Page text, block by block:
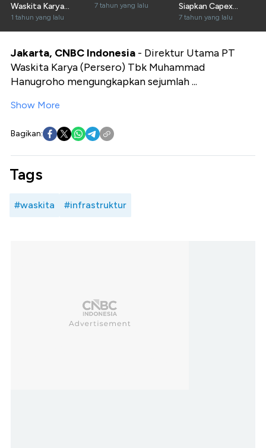
Waskita Karya
Melalui
Restrukturisasi
1 tahun yang lalu
7 tahun yang lalu
Siapkan Capex
USD50 Juta
7 tahun yang lalu
Jakarta, CNBC Indonesia - Direktur Utama PT
Waskita Karya (Persero) Tbk Muhammad
Hanugroho mengungkapkan sejumlah ...
Show More
Bagikan:
Tags
#waskita #infrastruktur